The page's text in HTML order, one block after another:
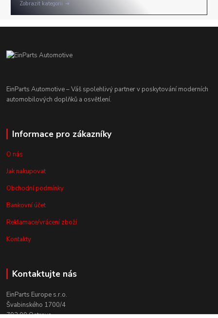
Zobrazit kategorii
EinParts Automotive – Váš spolehlivý partner v poskytování moderních
automobilových doplňků a osvětlení.
Informace pro zákazníky
O nás
Jak nakupovat
Obchodní podmínky
Bankovní účet
Reklamace/vrácení zboží
Kontakty
Kontaktujte nás
EinParts Europe s.r.o.
Švabinského 1700/4
702 00 Ostrava